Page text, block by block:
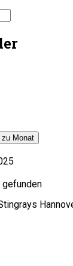
zu Monat
gefunden